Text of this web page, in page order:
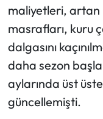
maliyetleri, artan
masrafları, kuru
dalgasını
daha sezon
aylarında üst
güncellemişti.